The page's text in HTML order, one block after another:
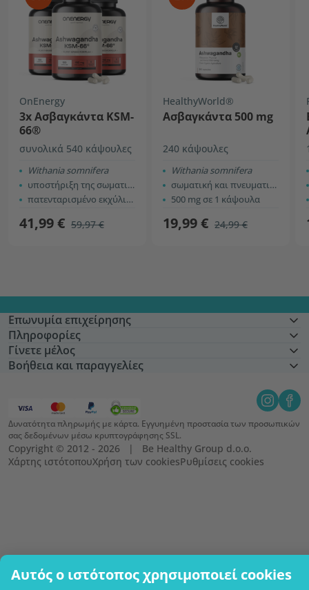
Αυτός ο ιστότοπος χρησιμοποιεί cookies
OnEnergy
3x Ασβαγκάντα KSM-
66®
συνολικά 540 κάψουλες
Withania somnifera
υποστήριξη της σωματικής και ψυχικής απόδοσης
πατενταρισμένο εκχύλισμα KSM-66®
41,99 € 59,97 €
HealthyWorld®
Ασβαγκάντα 500 mg
240 κάψουλες
Withania somnifera
σωματική και πνευματική απόδοση
500 mg σε 1 κάψουλα
19,99 € 24,99 €
Επωνυμία επιχείρησης
Πληροφορίες
Γίνετε μέλος
Βοήθεια και παραγγελίες
Δυνατότητα πληρωμής με κάρτα. Εγγυημένη προστασία των προσωπικών
σας δεδομένων μέσω κρυπτογράφησης SSL.
Copyright © 2012 - 2026   |   Be Healthy Group d.o.o.
Χάρτης ιστότοπουΧρήση των cookiesΡυθμίσεις cookies